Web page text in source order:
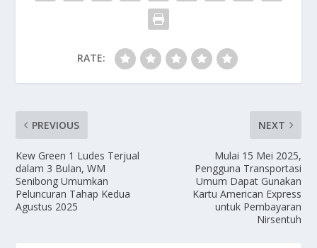
RATE:
PREVIOUS
Kew Green 1 Ludes Terjual
dalam 3 Bulan, WM
Senibong Umumkan
Peluncuran Tahap Kedua
Agustus 2025
NEXT
Mulai 15 Mei 2025,
Pengguna Transportasi
Umum Dapat Gunakan
Kartu American Express
untuk Pembayaran
Nirsentuh